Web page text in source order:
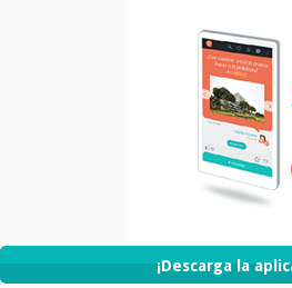
¡Descarga la